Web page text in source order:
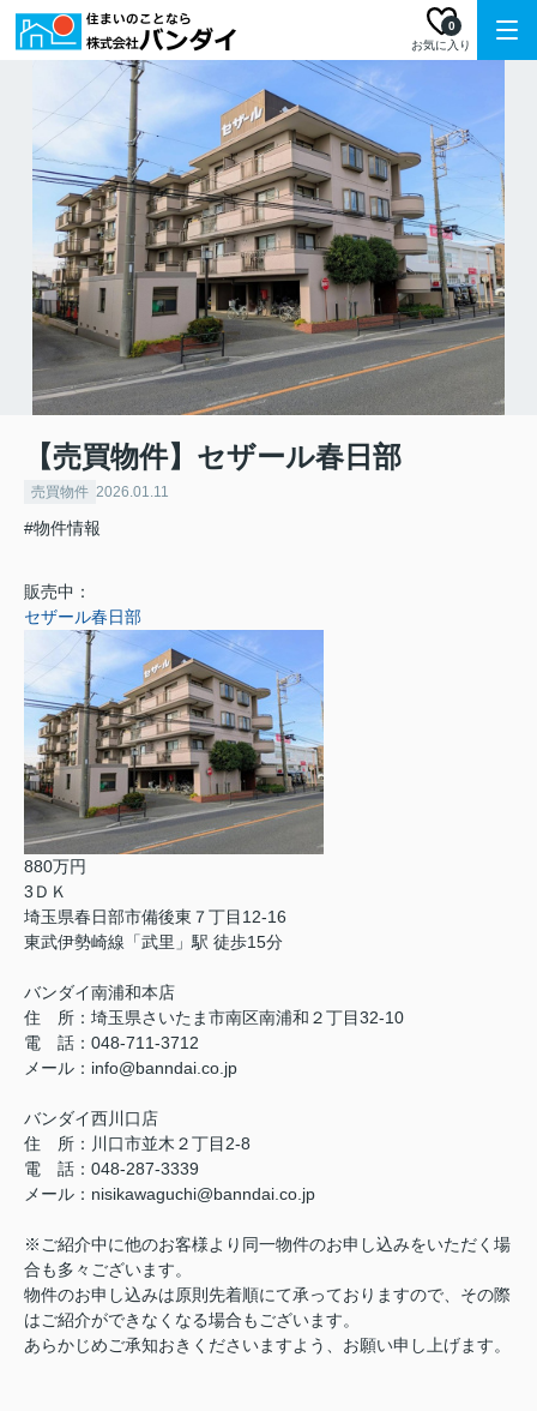
お気に入り
0
【売買物件】セザール春日部
売買物件 2026.01.11
#物件情報
販売中：
セザール春日部
880万円
3ＤＫ
埼玉県春日部市備後東７丁目12-16
東武伊勢崎線「武里」駅 徒歩15分
バンダイ南浦和本店
住 所：埼玉県さいたま市南区南浦和２丁目32-10
電 話：048-711-3712
メール：info@banndai.co.jp
バンダイ西川口店
住 所：川口市並木２丁目2-8
電 話：048-287-3339
メール：nisikawaguchi@banndai.co.jp
※ご紹介中に他のお客様より同一物件のお申し込みをいただく場
合も多々ございます。
物件のお申し込みは原則先着順にて承っておりますので、その際
はご紹介ができなくなる場合もございます。
あらかじめご承知おきくださいますよう、お願い申し上げます。